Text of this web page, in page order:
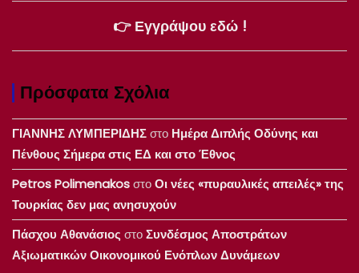
👉 Εγγράψου εδώ !
Πρόσφατα Σχόλια
ΓΙΑΝΝΗΣ ΛΥΜΠΕΡΙΔΗΣστο Ημέρα Διπλής Οδύνης και
Πένθους Σήμερα στις ΕΔ και στο Έθνος
Petros PolimenakosστοΟι νέες «πυραυλικές απειλές» της
Τουρκίας δεν μας ανησυχούν
Πάσχου Αθανάσιος στοΣυνδέσμος Αποστράτων
Αξιωματικών Οικονομικού Ενόπλων Δυνάμεων